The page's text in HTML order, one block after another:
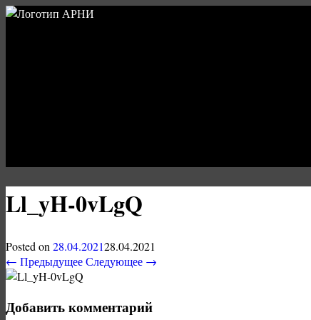
Ll_yH-0vLgQ
Posted on 28.04.202128.04.2021
← ПредыдущееСледующее →
Добавить комментарий